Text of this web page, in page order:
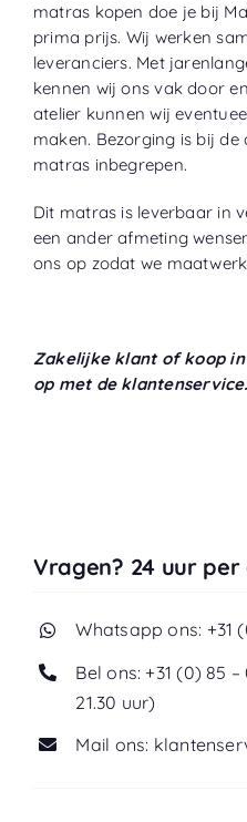
matras kopen doe je bij
prima prijs. Wij werken
leveranciers. Met
kennen wij ons vak door
atelier kunnen wij
maken. Bezorging is bij
matras inbegrepen.
Dit matras is leverbaar in
een ander afmeting
ons op zodat we
Zakelijke klant of koop
op met de klantenservice.
Vragen? 24 uur
Whatsapp ons: +31
Bel ons: +31 (0) 85
21.30 uur)
Mail ons: